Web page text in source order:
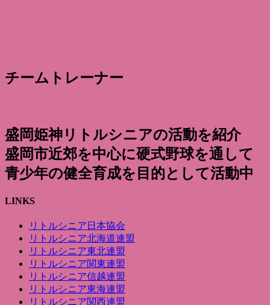
チームトレーナー
盛岡姫神リトルシニアの活動を紹介
盛岡市近郊を中心に硬式野球を通して
青少年の健全育成を目的として活動中
LINKS
リトルシニア日本協会
リトルシニア北海道連盟
リトルシニア東北連盟
リトルシニア関東連盟
リトルシニア信越連盟
リトルシニア東海連盟
リトルシニア関西連盟